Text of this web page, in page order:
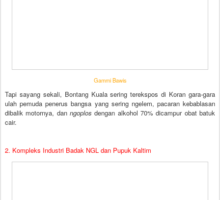
Gammi Bawis
Tapi sayang sekali, Bontang Kuala sering terekspos di Koran gara-gara
ulah pemuda penerus bangsa yang sering ngelem, pacaran kebablasan
dibalik motornya, dan ngoplosdengan alkohol 70% dicampur obat batuk
cair.
2. Kompleks Industri Badak NGL dan Pupuk Kaltim